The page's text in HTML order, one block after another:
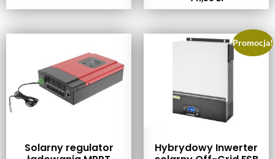
Solarny regulator
Promocja!
Hybrydowy Inwerter